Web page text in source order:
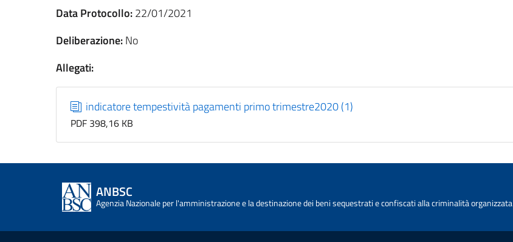
Data Protocollo:22/01/2021
Deliberazione:No
Allegati:
indicatore tempestività pagamenti primo trimestre2020 (1)
PDF 398,16 KB
ANBSC
Agenzia Nazionale per l'amministrazione e la destinazione dei beni sequestrati e confiscati alla criminalità organizzata